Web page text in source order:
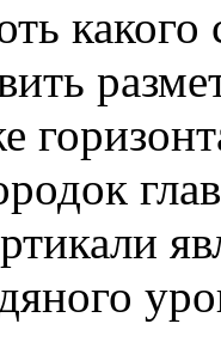
какого